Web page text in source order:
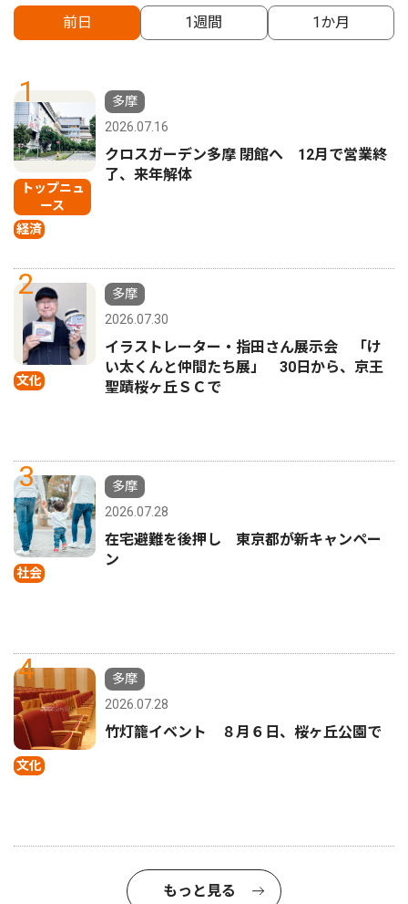
前日 1週間 1か月
1
トップニュ
ース
経済
多摩
2026.07.16
クロスガーデン多摩 閉館へ 12月で営業終
了、来年解体
2
文化
多摩
2026.07.30
イラストレーター・指田さん展示会 「け
い太くんと仲間たち展」 30日から、京王
聖蹟桜ヶ丘ＳＣで
3
社会
多摩
2026.07.28
在宅避難を後押し 東京都が新キャンペー
ン
4
文化
多摩
2026.07.28
竹灯籠イベント ８月６日、桜ヶ丘公園で
もっと見る